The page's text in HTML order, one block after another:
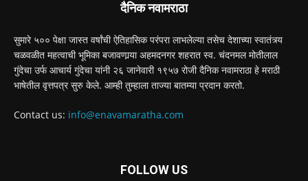
दैनिक नवामराठा
सुमारे ५०० पेक्षा जास्त वर्षांची ऐतिहासिक परंपरा लाभलेल्या तसेच देशाच्या स्वातंत्र्य
चळवळीत महत्वाची भूमिका बजावणार्‍या अहमदनगर शहरात स्व. चंदनमल मोतीलाल
गुंदेचा उर्फ आचार्य गुंदेचा यांनी २६ जानेवारी १९५७ रोजी दैनिक नवामराठा हे मराठी
भाषेतील वृत्तपत्र सुरु केले. आम्ही तुम्हाला ताज्या बातम्या प्रदान करतो.
Contact us: info@enavamaratha.com
FOLLOW US